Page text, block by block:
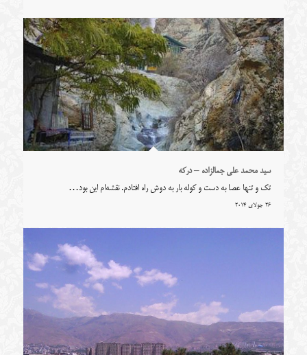
سید محمد علی جمالزاده – درکه
تک و تنها عصا به دست و کوله بار به دوش راه افتادم. نقشه‌ام این بود…
26 جولای 2014